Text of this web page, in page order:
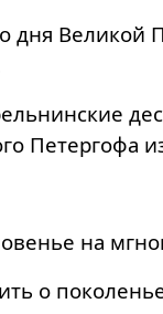
дня Великой
Петергофа
на
о